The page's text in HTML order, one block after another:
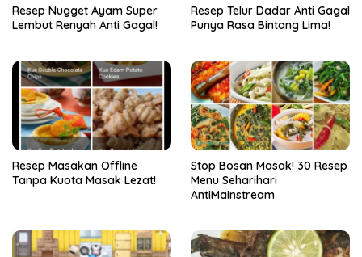
Resep Nugget Ayam Super
Lembut Renyah Anti Gagal!
Resep Telur Dadar Anti Gagal
Punya Rasa Bintang Lima!
Resep Masakan Offline
Tanpa Kuota Masak Lezat!
Stop Bosan Masak! 30 Resep
Menu Seharihari
AntiMainstream